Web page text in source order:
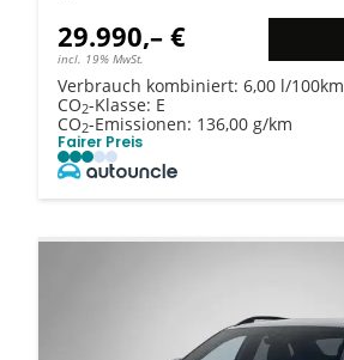
29.990,– €
incl. 19% MwSt.
Verbrauch kombiniert: 6,00 l/100km
CO2-Klasse: E
CO2-Emissionen: 136,00 g/km
Fairer Preis